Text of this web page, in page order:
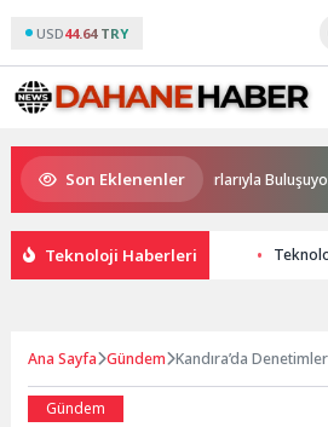
USD44.64 TRY
Son Eklenenler
Sönmez TESAK’ta Okurlarıyla Buluşuyor
Teknoloji Haberleri
Ana Sayfa Gündem Kandıra’da
Gündem